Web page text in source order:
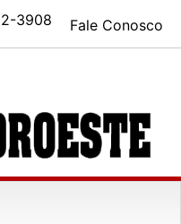
Fale Conosco
3908